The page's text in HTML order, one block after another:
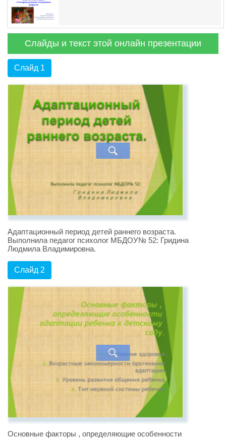
Слайды и текст этой онлайн презентации
Слайд 1
Адаптационный период детей раннего возраста.
Выполнила педагог психолог МБДОУ№ 52: Гридина
Людмила Владимировна.
Слайд 2
Основные факторы , определяющие особенности